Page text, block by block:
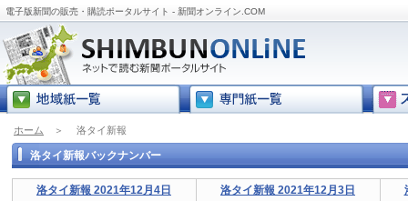
電子版新聞の販売・購読ポータルサイト - 新聞オンライン.COM
ホーム ＞ 洛タイ新報
洛タイ新報バックナンバー
洛タイ新報 2021年12月4日 洛タイ新報 2021年12月3日